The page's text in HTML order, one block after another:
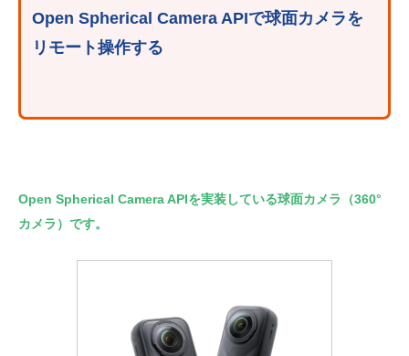
Open Spherical Camera APIで球面カメラを
リモート操作する
Open Spherical Camera APIを実装している球面カメラ（360°
カメラ）です。